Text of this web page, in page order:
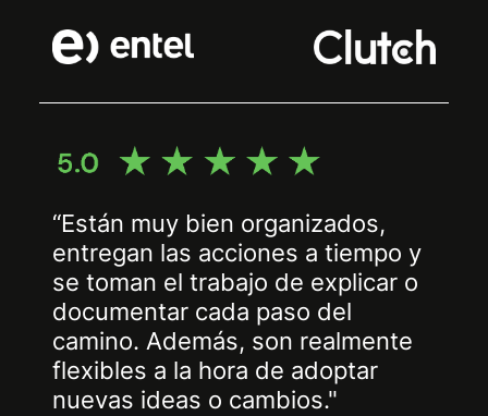
muy bien organizados,
las acciones a tiempo y
el trabajo de explicar o
cada paso del
Además, son realmente
a la hora de adoptar
ideas o cambios."